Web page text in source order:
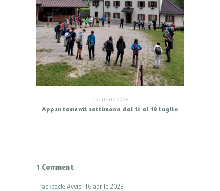
12 LUGLIO 2026
Appuntamenti settimana dal 12 al 19 luglio
1 Comment
Trackback: Avvisi 16 aprile 2023 -